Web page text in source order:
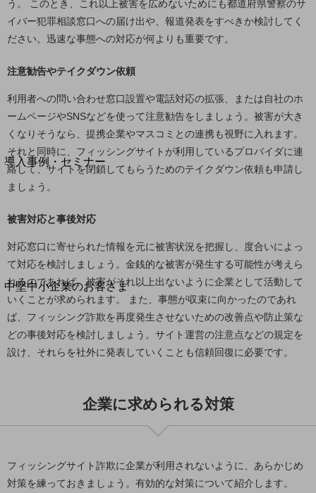
運用保守・故障紛失サポート
お手続き
別ウィンドウで開きます
サービスをご利用中のお客さま
導入事例・セミナー
導入事例TOP
セミナー
開催・出展する各種セミナー、イベント情報をご紹介します
別ウィンドウで開きます
中堅中小企業のお客さま
NTTドコモビジネスウォッチ
ビジネスお役立ち情報
旬な話題やお役立ち資料などDXの課題を
解決するヒントをお届けする記事サイト
中堅中小企業向け
課題やニーズに合ったサービスをご紹介し、
中堅中小企業のビジネスをサポート！
う。 このとき、これ以上被害を広めないためにも都道府県警察のサ
イバー犯罪相談窓口への届け出や、報道発表をすべきか検討してく
ださい。迅速な事態への対応が何よりも重要です。
注意勧告やテイクダウン依頼
利用者への問い合わせ窓口設置や電話対応の拡張、または自社のホ
ームページやSNSなどを使って注意勧告をしましょう。被害が大き
くなりそうなら、提携企業やマスコミとの連携も視野に入れます。
それと同時に、フィッシングサイトが利用しているプロバイダに連
絡して、サイトを閉鎖してもらうためのテイクダウン依頼も申請し
ましょう。
被害対応と事後対応
対応窓口に寄せられた情報を元に被害状況を把握し、度合いによっ
て対応を検討しましょう。金銭的な被害が発生する可能性が考えら
れるのであれば、被害がそれ以上出ないように企業として活動して
いくことが求められます。 また、事態が収束に向かったのであれ
ば、フィッシング詐欺を再度発生させないための改善点や防止策な
どの事後対応を検討しましょう。サイト運営の注意点などの規定を
設け、それらを社外に発表していくことも信頼回復に必要です。
企業に求められる対策
フィッシングサイト詐欺に企業が利用されないように、あらかじめ
対策を練っておきましょう。有効的な対策について紹介します。